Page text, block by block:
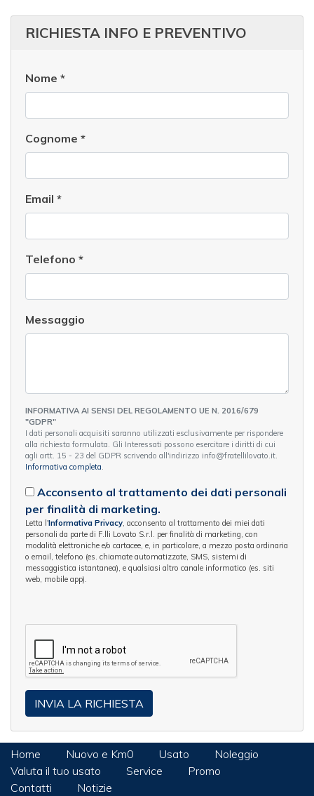
RICHIESTA INFO E PREVENTIVO
Nome *
Cognome *
Email *
Telefono *
Messaggio
INFORMATIVA AI SENSI DEL REGOLAMENTO UE N. 2016/679
"GDPR"
I dati personali acquisiti saranno utilizzati esclusivamente per rispondere
alla richiesta formulata. Gli Interessati possono esercitare i diritti di cui
agli artt. 15 - 23 del GDPR scrivendo all'indirizzo info@fratellilovato.it.
Informativa completa.
Acconsento al trattamento dei dati personali
per finalità di marketing.
Letta l'Informativa Privacy, acconsento al trattamento dei miei dati
personali da parte di F.lli Lovato S.r.l. per finalità di marketing, con
modalità elettroniche e/o cartacee, e, in particolare, a mezzo posta ordinaria
o email, telefono (es. chiamate automatizzate, SMS, sistemi di
messaggistica istantanea), e qualsiasi altro canale informatico (es. siti
web, mobile app).
Home Nuovo e Km0 Usato
Noleggio
Valuta il tuo usato
Service
Promo
Contatti
Notizie